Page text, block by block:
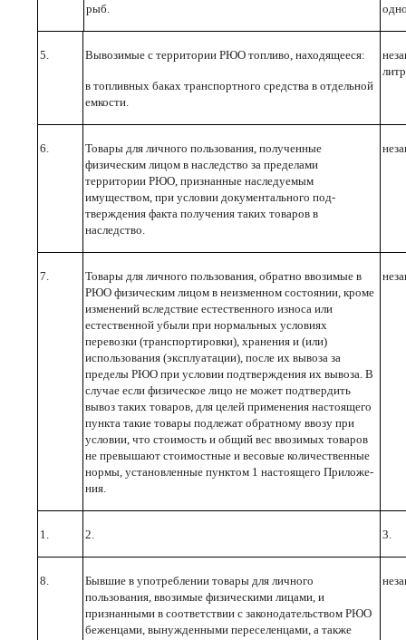
рыб.
5. Вывозимые с территории РЮО топливо, находя­щееся:
в топливных баках транспортного средства в отдельной
емкости.
6.
Товары для личного пользования, полученные
физическим лицом в наследство за пределами
территории РЮО, признанные наследуемым
имуществом, при условии документального под­
тверждения факта получения таких товаров в
наследство.
7.
Товары для личного пользования, обратно ввози­мые в
РЮО физическим лицом в неизменном состоянии, кроме
изменений вследствие есте­ственного износа или
естественной убыли при нормальных условиях
перевозки (транспортиров­ки), хранения и (или)
использования (эксплуата­ции), после их вывоза за
пределы РЮО при усло­вии подтверждения их вывоза. В
случае если физическое лицо не может под­твердить
вывоз таких товаров, для целей приме­нения настоящего
пункта такие товары подлежат обратному ввозу при
условии, что стоимость и общий вес ввозимых товаров
не превышают сто­имостные и весовые количественные
нормы, установленные пунктом 1 настоящего Приложе­
ния.
1. 2. 3.
8.
Бывшие в употреблении товары для личного
пользования, ввозимые физическими лицами, и
признанными в соответствии с законодатель­ством РЮО
беженцами, вынужденными пересе­ленцами, а также